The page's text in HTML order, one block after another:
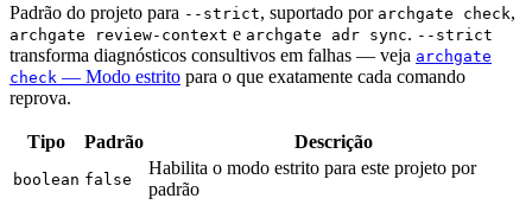
Padrão do projeto para --strict, suportado por archgate check,
archgate review-context e archgate adr sync. --strict
transforma diagnósticos consultivos em falhas — veja archgate
check — Modo estrito para o que exatamente cada comando
reprova.
Tipo Padrão Descrição
boolean false
Habilita o modo estrito para este projeto por
padrão